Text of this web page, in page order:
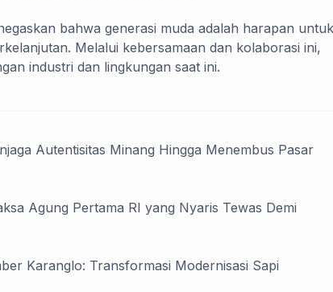
bahwa generasi muda adalah harapan untuk
Melalui kebersamaan dan kolaborasi ini,
industri dan lingkungan saat ini.
Autentisitas Minang Hingga Menembus Pasar
Agung Pertama RI yang Nyaris Tewas Demi
Karanglo: Transformasi Modernisasi Sapi